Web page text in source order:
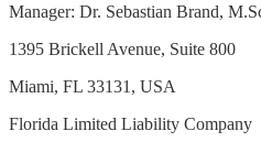
Manager: Dr. Sebastian Brand,
1395 Brickell Avenue, Suite 800
Miami, FL 33131, USA
Florida Limited Liability Company